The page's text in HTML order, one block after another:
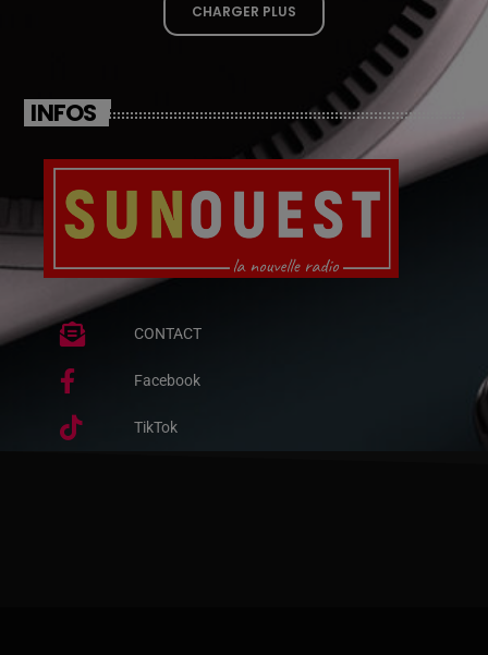
CHARGER PLUS
INFOS
CONTACT
Facebook
TikTok